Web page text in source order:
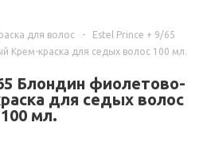
для волос -
Estel Prince + 9/65
Крем-краска для седых волос 100 мл.
Блондин фиолетово-
для седых волос
100 мл.